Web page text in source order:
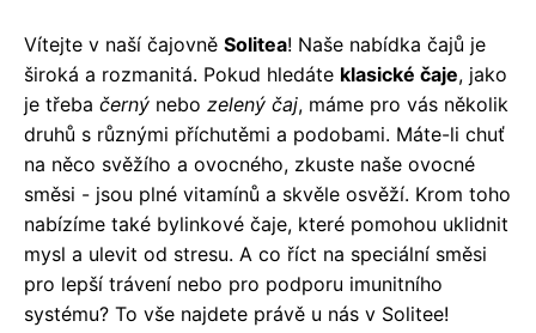
Vítejte v naší čajovně Solitea! Naše nabídka čajů je
široká a rozmanitá. Pokud hledáte klasické čaje, jako
je třeba černý nebo zelený čaj, máme pro vás několik
druhů s různými příchutěmi a podobami. Máte-li chuť
na něco svěžího a ovocného, zkuste naše ovocné
směsi - jsou plné vitamínů a skvěle osvěží. Krom toho
nabízíme také bylinkové čaje, které pomohou uklidnit
mysl a ulevit od stresu. A co říct na speciální směsi
pro lepší trávení nebo pro podporu imunitního
systému? To vše najdete právě u nás v Solitee!